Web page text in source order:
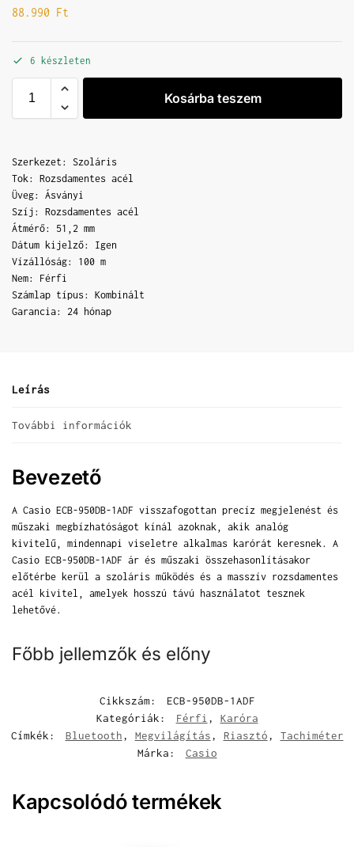
88.990 Ft
6 készleten
Kosárba teszem
Szerkezet: Szoláris
Tok: Rozsdamentes acél
Üveg: Ásványi
Szíj: Rozsdamentes acél
Átmérő: 51,2 mm
Dátum kijelző: Igen
Vízállóság: 100 m
Nem: Férfi
Számlap típus: Kombinált
Garancia: 24 hónap
Leírás
További információk
Bevezető
A Casio ECB-950DB-1ADF visszafogottan precíz megjelenést és
műszaki megbízhatóságot kínál azoknak, akik analóg
kivitelű, mindennapi viseletre alkalmas karórát keresnek. A
Casio ECB-950DB-1ADF ár és műszaki összehasonlításakor
előtérbe kerül a szoláris működés és a masszív rozsdamentes
acél kivitel, amelyek hosszú távú használatot tesznek
lehetővé.
Főbb jellemzők és előny
Cikkszám:
ECB-950DB-1ADF
Kategóriák:
Férfi , Karóra
Címkék:
Bluetooth, Megvilágítás, Riasztó, Tachiméter
Márka:
Casio
Kapcsolódó termékek